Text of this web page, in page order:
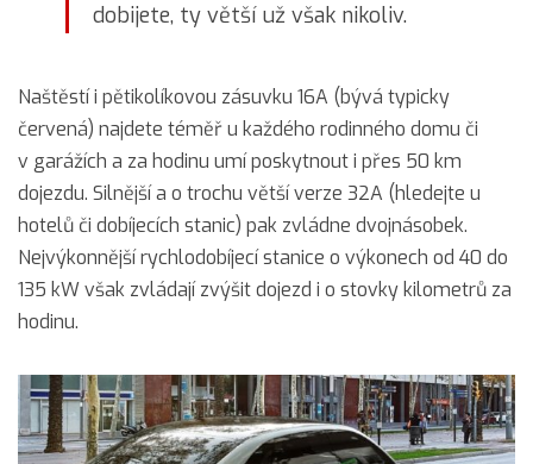
dobijete, ty větší už však nikoliv.
Naštěstí i pětikolíkovou zásuvku 16A (bývá typicky
červená) najdete téměř u každého rodinného domu či
v garážích a za hodinu umí poskytnout i přes 50 km
dojezdu. Silnější a o trochu větší verze 32A (hledejte u
hotelů či dobíjecích stanic) pak zvládne dvojnásobek.
Nejvýkonnější rychlodobíjecí stanice o výkonech od 40 do
135 kW však zvládají zvýšit dojezd i o stovky kilometrů za
hodinu.